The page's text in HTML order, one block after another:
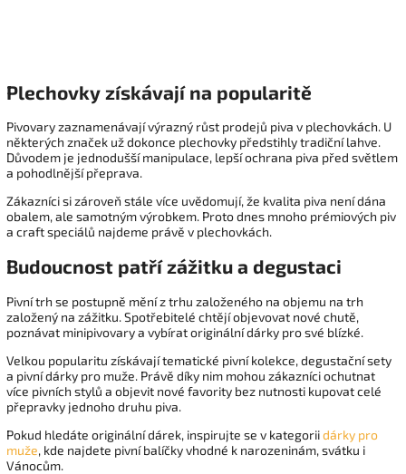
Plechovky získávají na popularitě
Pivovary zaznamenávají výrazný růst prodejů piva v plechovkách. U
některých značek už dokonce plechovky předstihly tradiční lahve.
Důvodem je jednodušší manipulace, lepší ochrana piva před světlem
a pohodlnější přeprava.
Zákazníci si zároveň stále více uvědomují, že kvalita piva není dána
obalem, ale samotným výrobkem. Proto dnes mnoho prémiových piv
a craft speciálů najdeme právě v plechovkách.
Budoucnost patří zážitku a degustaci
Pivní trh se postupně mění z trhu založeného na objemu na trh
založený na zážitku. Spotřebitelé chtějí objevovat nové chutě,
poznávat minipivovary a vybírat originální dárky pro své blízké.
Velkou popularitu získávají tematické pivní kolekce, degustační sety
a pivní dárky pro muže. Právě díky nim mohou zákazníci ochutnat
více pivních stylů a objevit nové favority bez nutnosti kupovat celé
přepravky jednoho druhu piva.
Pokud hledáte originální dárek, inspirujte se v kategoriidárky pro
muže, kde najdete pivní balíčky vhodné k narozeninám, svátku i
Vánocům.